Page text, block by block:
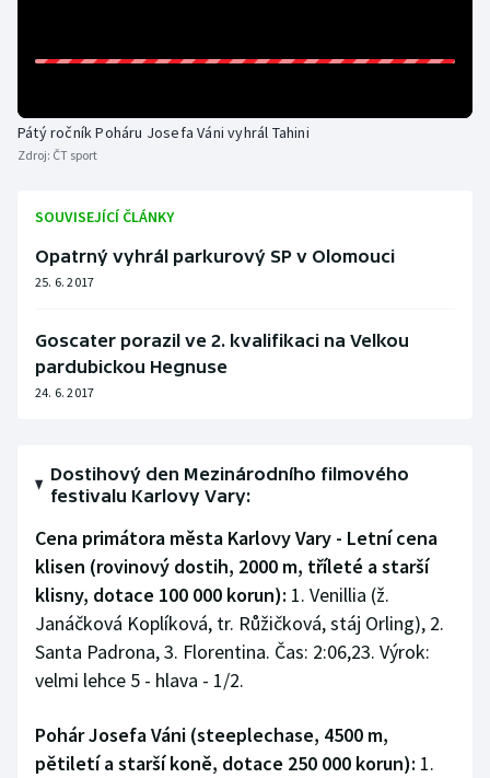
Judo
Krasobruslení
Lyže a snowboard
Moderní pětiboj
Motorsport
Olympijské hry
Plavání
Plážový volejbal
Ragby
Rychlobruslení
Short track
Pátý ročník Poháru Josefa Váni vyhrál Tahini
Zdroj: ČT sport
SOUVISEJÍCÍ ČLÁNKY
Opatrný vyhrál parkurový SP v Olomouci
25. 6. 2017
Goscater porazil ve 2. kvalifikaci na Velkou
pardubickou Hegnuse
24. 6. 2017
Dostihový den Mezinárodního filmového
festivalu Karlovy Vary:
Cena primátora města Karlovy Vary - Letní cena
klisen (rovinový dostih, 2000 m, tříleté a starší
klisny, dotace 100 000 korun): 1. Venillia (ž.
Janáčková Koplíková, tr. Růžičková, stáj Orling), 2.
Santa Padrona, 3. Florentina. Čas: 2:06,23. Výrok:
velmi lehce 5 - hlava - 1/2.
Pohár Josefa Váni (steeplechase, 4500 m,
pětiletí a starší koně, dotace 250 000 korun): 1.